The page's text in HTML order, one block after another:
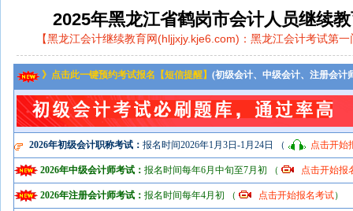
2025年黑龙江省鹤岗市会计人员继续
【黑龙江会计继续教育网(hljjxjy.kje6.com)：黑龙江会计考试第
》点击此一键预约考试报名【短信提醒】(初级会计、中级会计、注册会
2026年初级会计职称考试：报名时间2026年1月3日-1月24日 （ 点击开始
2026年中级会计师考试：报名时间每年6月中旬至7月初 （ 点击开始报
2026年注册会计师考试：报名时间每年4月初 （ 点击开始报名考试）